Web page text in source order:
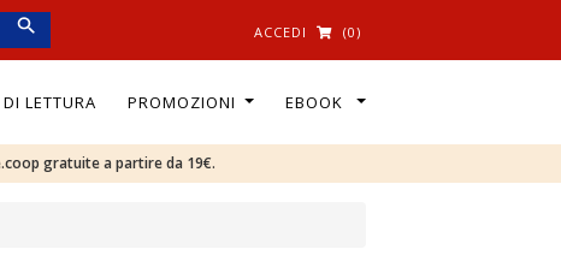
ACCEDI (0)
LETTURA PROMOZIONI EBOOK
gratuite a partire da 19€.